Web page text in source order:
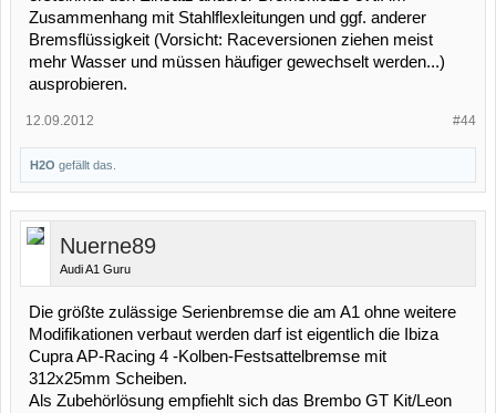
Zusammenhang mit Stahlflexleitungen und ggf. anderer
Bremsflüssigkeit (Vorsicht: Raceversionen ziehen meist
mehr Wasser und müssen häufiger gewechselt werden...)
ausprobieren.
#44
12.09.2012
H2O gefällt das.
Nuerne89
Audi A1 Guru
Die größte zulässige Serienbremse die am A1 ohne weitere
Modifikationen verbaut werden darf ist eigentlich die Ibiza
Cupra AP-Racing 4 -Kolben-Festsattelbremse mit
312x25mm Scheiben.
Als Zubehörlösung empfiehlt sich das Brembo GT Kit/Leon